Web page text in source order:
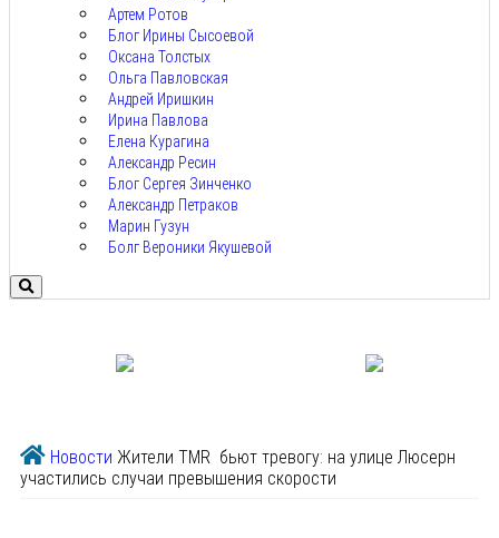
Артем Ротов
Блог Ирины Сысоевой
Оксана Толстых
Ольга Павловская
Андрей Иришкин
Ирина Павлова
Елена Курагина
Александр Ресин
Блог Сергея Зинченко
Александр Петраков
Марин Гузун
Болг Вероники Якушевой
Новости Жители TMR бьют тревогу: на улице Люсерн
участились случаи превышения скорости